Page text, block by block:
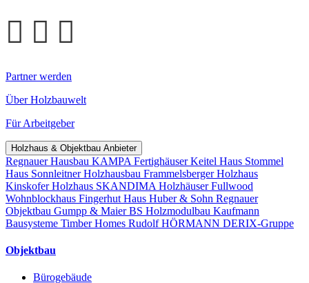
Partner werden
Über Holzbauwelt
Für Arbeitgeber
Holzhaus & Objektbau Anbieter
Regnauer Hausbau KAMPA FertighäuserKeitel Haus Stommel
Haus Sonnleitner Holzhausbau Frammelsberger Holzhaus
Kinskofer Holzhaus SKANDIMA HolzhäuserFullwood
Wohnblockhaus Fingerhut Haus Huber & Sohn Regnauer
Objektbau Gumpp & MaierBS Holzmodulbau Kaufmann
Bausysteme Timber Homes Rudolf HÖRMANN DERIX-Gruppe
Objektbau
Bürogebäude